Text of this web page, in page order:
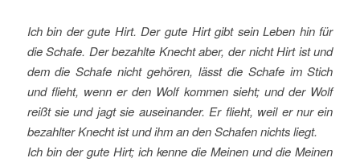
Ich bin der gute Hirt. Der gute Hirt gibt sein Leben hin für
die Schafe. Der bezahlte Knecht aber, der nicht Hirt ist und
dem die Schafe nicht gehören, lässt die Schafe im Stich
und flieht, wenn er den Wolf kommen sieht; und der Wolf
reißt sie und jagt sie auseinander. Er flieht, weil er nur ein
bezahlter Knecht ist und ihm an den Schafen nichts liegt.
Ich bin der gute Hirt; ich kenne die Meinen und die Meinen